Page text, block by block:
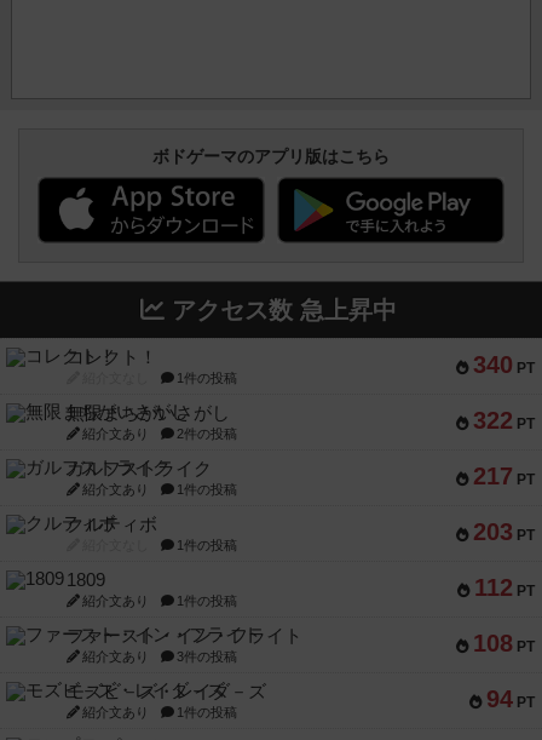
ボドゲーマのアプリ版はこちら
アクセス数 急上昇中
340 PT
コレクト！
1件の投稿
322 PT
無限まちがいさがし
紹介文あり 2件の投稿
217 PT
ガルフストライク
紹介文あり 1件の投稿
203 PT
クルティボ
1件の投稿
112 PT
1809
紹介文あり 1件の投稿
108 PT
ファースト・イン・フライト
紹介文あり 3件の投稿
94 PT
モズビ－ズ・レイダ－ズ
紹介文あり 1件の投稿